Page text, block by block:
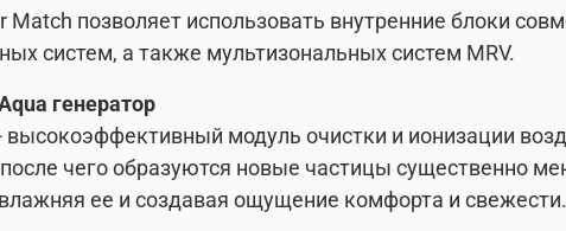
Match позволяет использовать внутренние блоки
систем, а также мультизональных систем MRV.
генератор
высокоэффективный модуль очистки и ионизации
чего образуются новые частицы существенно
ее и создавая ощущение комфорта и свежести.